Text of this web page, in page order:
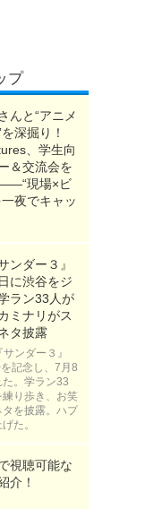
プ
んと“アニメ
深掘り！
、学生向
＆交流会を
現場×ビ
夜でキャッ
ンダー３』
に渋谷をジ
ラン33人が
ミナリがス
タ披露
ンダー３』
記念し、7月8
。学ラン33
り歩き、お笑
を披露。ハプ
た。
視聴可能な
介！